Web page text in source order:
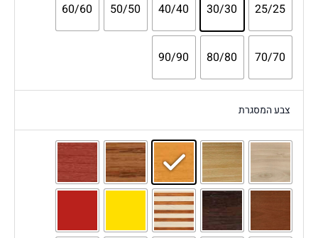
25/25
30/30
40/40
50/50
60/60
70/70
80/80
90/90
צבע המסגרת